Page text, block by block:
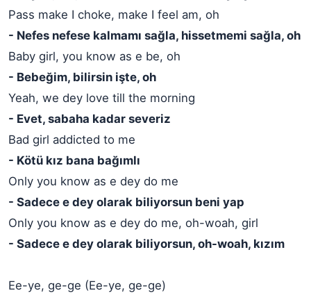
Pass make I choke, make I feel am, oh
- Nefes nefese kalmamı sağla, hissetmemi sağla, oh
Baby girl, you know as e be, oh
- Bebeğim, bilirsin işte, oh
Yeah, we dey love till the morning
- Evet, sabaha kadar severiz
Bad girl addicted to me
- Kötü kız bana bağımlı
Only you know as e dey do me
- Sadece e dey olarak biliyorsun beni yap
Only you know as e dey do me, oh-woah, girl
- Sadece e dey olarak biliyorsun, oh-woah, kızım
Ee-ye, ge-ge (Ee-ye, ge-ge)